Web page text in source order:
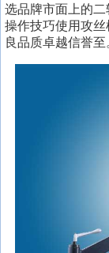
选品牌市面上的
操作技巧使用攻
良品质卓越信誉